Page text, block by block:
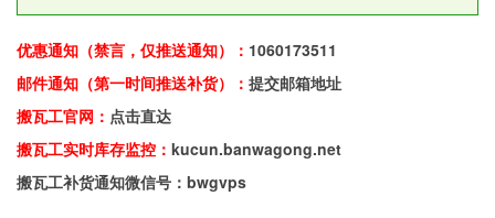
优惠通知（禁言，仅推送通知）： 1060173511
邮件通知（第一时间推送补货）： 提交邮箱地址
搬瓦工官网： 点击直达
搬瓦工实时库存监控： kucun.banwagong.net
搬瓦工补货通知微信号：bwgvps